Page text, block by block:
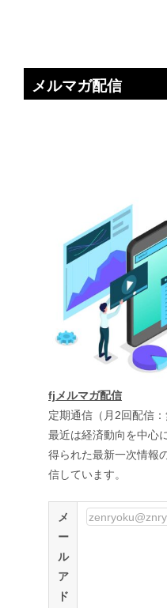
メルマガ配信
fjメルマガ配信
定期通信（月2回配信：
最近は経済動向を中心
得られた最新一次情報
信しています。
メ
ー
ル
ア
ド